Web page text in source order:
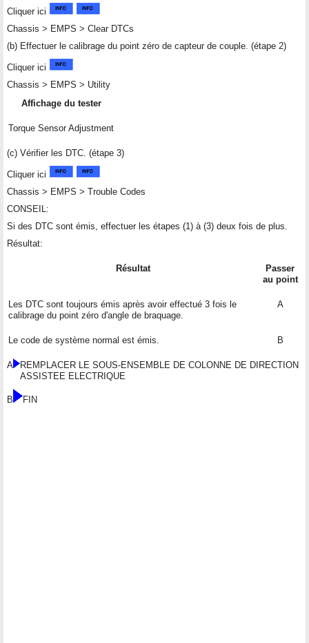
Cliquer ici
Chassis > EMPS > Clear DTCs
(b) Effectuer le calibrage du point zéro de capteur de couple. (étape 2)
Cliquer ici
Chassis > EMPS > Utility
Affichage du tester
Torque Sensor Adjustment
(c) Vérifier les DTC. (étape 3)
Cliquer ici
Chassis > EMPS > Trouble Codes
CONSEIL:
Si des DTC sont émis, effectuer les étapes (1) à (3) deux fois de plus.
Résultat:
Résultat
Passer
au point
Les DTC sont toujours émis après avoir effectué 3 fois le
calibrage du point zéro d'angle de braquage.
A
Le code de système normal est émis. B
A
REMPLACER LE SOUS-ENSEMBLE DE COLONNE DE DIRECTION
ASSISTEE ELECTRIQUE
B FIN